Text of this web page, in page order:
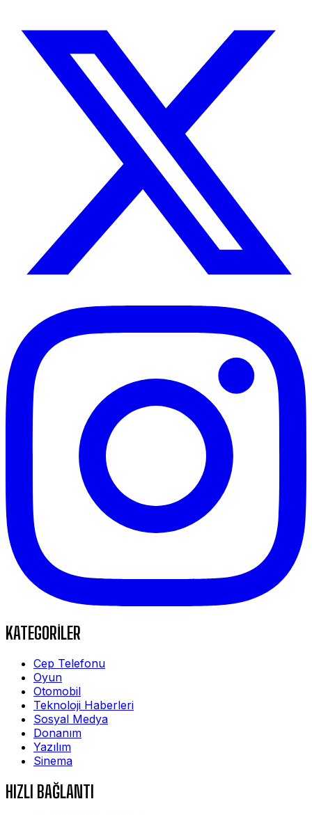
KATEGORİLER
Cep Telefonu
Oyun
Otomobil
Teknoloji Haberleri
Sosyal Medya
Donanım
Yazılım
Sinema
HIZLI BAĞLANTI